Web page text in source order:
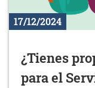
17/12/2024
¿Tienes
para el